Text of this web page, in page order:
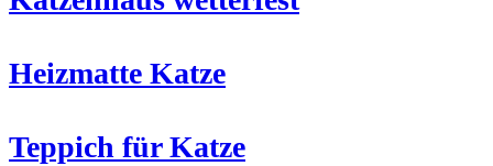
Heizmatte Katze
Teppich für Katze